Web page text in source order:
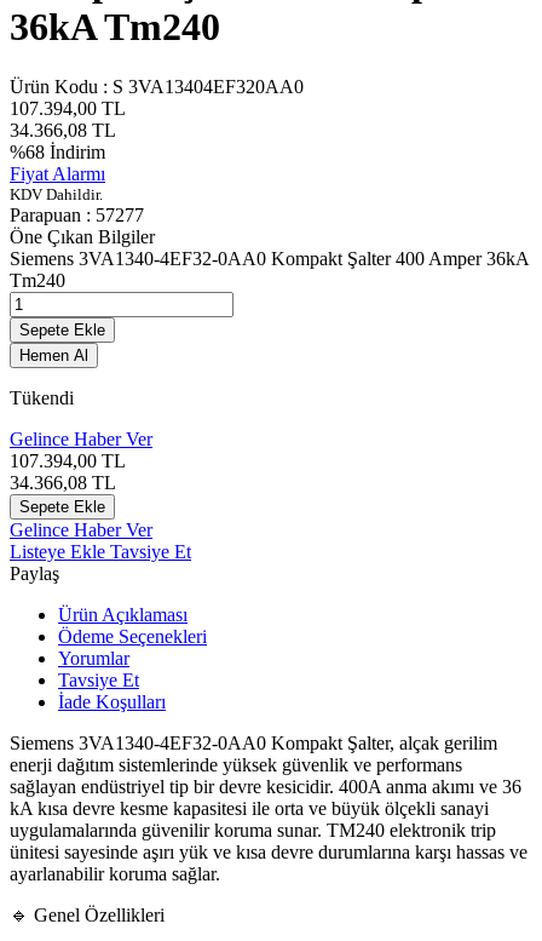
36kA Tm240
Ürün Kodu : S 3VA13404EF320AA0
107.394,00 TL
34.366,08 TL
%68 İndirim
Fiyat Alarmı
KDV Dahildir.
Parapuan : 57277
Öne Çıkan Bilgiler
Siemens 3VA1340-4EF32-0AA0 Kompakt Şalter 400 Amper 36kA
Tm240
Sepete Ekle
Hemen Al
Tükendi
Gelince Haber Ver
107.394,00 TL
34.366,08 TL
Sepete Ekle
Gelince Haber Ver
Listeye Ekle Tavsiye Et
Paylaş
Ürün Açıklaması
Ödeme Seçenekleri
Yorumlar
Tavsiye Et
İade Koşulları
Siemens 3VA1340-4EF32-0AA0 Kompakt Şalter, alçak gerilim
enerji dağıtım sistemlerinde yüksek güvenlik ve performans
sağlayan endüstriyel tip bir devre kesicidir. 400A anma akımı ve 36
kA kısa devre kesme kapasitesi ile orta ve büyük ölçekli sanayi
uygulamalarında güvenilir koruma sunar. TM240 elektronik trip
ünitesi sayesinde aşırı yük ve kısa devre durumlarına karşı hassas ve
ayarlanabilir koruma sağlar.
🔹 Genel Özellikleri